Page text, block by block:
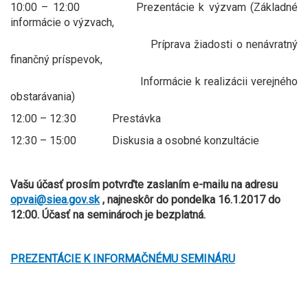
10:00 – 12:00 Prezentácie k výzvam (Základné
informácie o výzvach,
Príprava žiadosti o nenávratný
finančný príspevok,
Informácie k realizácii verejného
obstarávania)
12:00 – 12:30 Prestávka
12:30 – 15:00 Diskusia a osobné konzultácie
Vašu účasť prosím potvrďte zaslaním e-mailu na adresu
opvai@siea.gov.sk, najneskôr do pondelka 16.1.2017 do
12:00. Účasť na seminároch je bezplatná.
PREZENTÁCIE K INFORMAČNÉMU SEMINÁRU